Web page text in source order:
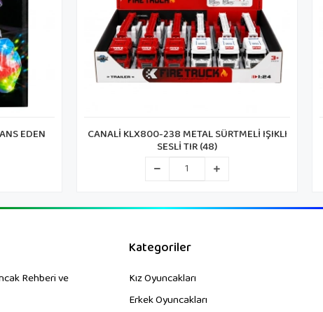
IŞIKLI CANALİ KLX800-222 METAL SÜRTMELİ IŞIKLI
SESLİ TIR (48)
Rehberi ve
Kategoriler
Kız Oyuncakları
Erkek Oyuncakları